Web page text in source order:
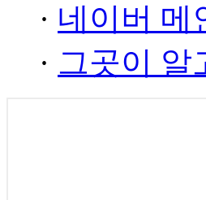
· 네이버
· 그곳이